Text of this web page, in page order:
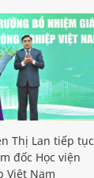
Thị Lan tiếp tục
đốc Học viện
Việt Nam